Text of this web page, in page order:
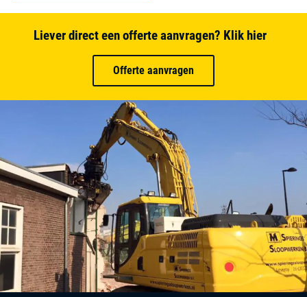
Liever direct een offerte aanvragen? Klik hier
Offerte aanvragen